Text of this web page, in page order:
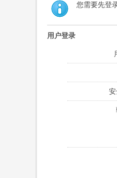
您需要先登
用户登录